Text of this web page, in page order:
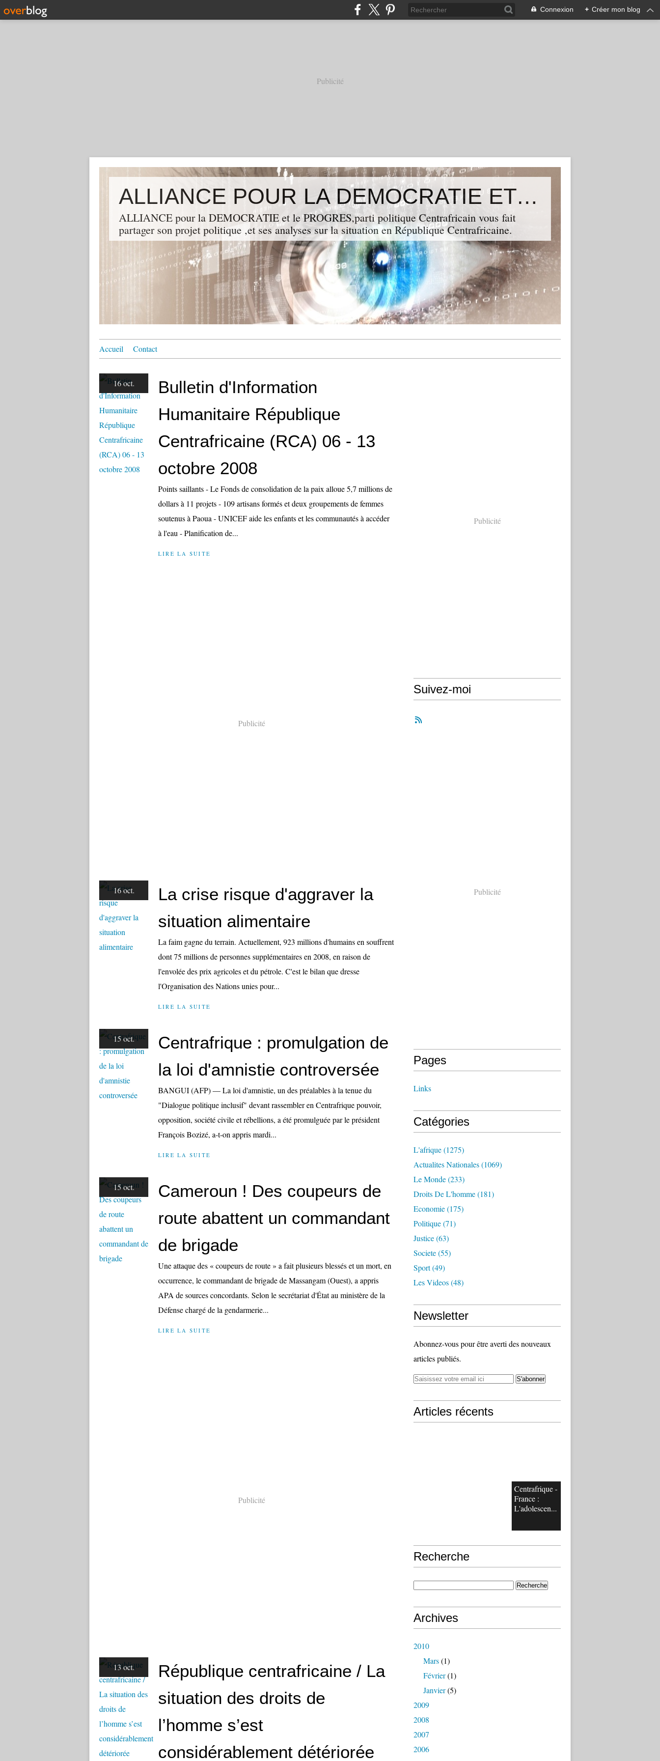
Connexion + Créer mon blog
Publicité
ALLIANCE POUR LA DEMOCRATIE ET LE PROGRES
ALLIANCE pour la DEMOCRATIE et le PROGRES,parti politique Centrafricain vous fait
partager son projet politique ,et ses analyses sur la situation en République Centrafricaine.
Accueil Contact
16 oct.
Bulletin d'Information
Humanitaire République
Centrafricaine (RCA) 06 - 13
octobre 2008
Points saillants - Le Fonds de consolidation de la paix alloue 5,7 millions de
dollars à 11 projets - 109 artisans formés et deux groupements de femmes
soutenus à Paoua - UNICEF aide les enfants et les communautés à accéder
à l'eau - Planification de...
LIRE LA SUITE
Publicité
16 oct.
La crise risque d'aggraver la
situation alimentaire
La faim gagne du terrain. Actuellement, 923 millions d'humains en souffrent
dont 75 millions de personnes supplémentaires en 2008, en raison de
l'envolée des prix agricoles et du pétrole. C'est le bilan que dresse
l'Organisation des Nations unies pour...
LIRE LA SUITE
15 oct.
Centrafrique : promulgation de
la loi d'amnistie controversée
BANGUI (AFP) — La loi d'amnistie, un des préalables à la tenue du
"Dialogue politique inclusif" devant rassembler en Centrafrique pouvoir,
opposition, société civile et rébellions, a été promulguée par le président
François Bozizé, a-t-on appris mardi...
LIRE LA SUITE
15 oct.
Cameroun ! Des coupeurs de
route abattent un commandant
de brigade
Une attaque des « coupeurs de route » a fait plusieurs blessés et un mort, en
occurrence, le commandant de brigade de Massangam (Ouest), a appris
APA de sources concordants. Selon le secrétariat d'État au ministère de la
Défense chargé de la gendarmerie...
LIRE LA SUITE
Publicité
13 oct.
République centrafricaine / La
situation des droits de
l’homme s’est
considérablement détériorée
Publicité
Suivez-moi
Publicité
Pages
Links
Catégories
L'afrique(1275)
Actualites Nationales(1069)
Le Monde(233)
Droits De L'homme(181)
Economie(175)
Politique(71)
Justice(63)
Societe(55)
Sport(49)
Les Videos(48)
Newsletter
Abonnez-vous pour être averti des nouveaux
articles publiés.
Articles récents
Centrafrique -
France :
L'adolescen...
Recherche
Archives
2010
Mars(1)
Février(1)
Janvier(5)
2009
2008
2007
2006